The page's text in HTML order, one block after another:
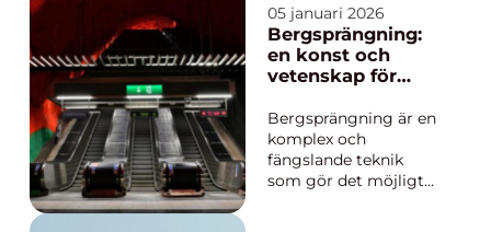
regler. Bokföring,
löner, moms och
rapportering ska
fungera utan avbrott,
verksamheten
behöver växa. Här blir
en redovisningsby...
05 januari 2026
Bergsprängning:
en konst och
vetenskap för
konstruktion
Bergsprängning är en
komplex och
fängslande teknik
som gör det möjligt